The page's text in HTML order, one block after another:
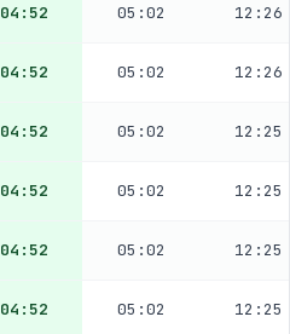
04:52 05:02 12:26
04:52 05:02 12:26
04:52 05:02 12:25
04:52 05:02 12:25
04:52 05:02 12:25
04:52 05:02 12:25